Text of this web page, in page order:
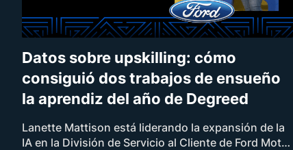
Datos sobre upskilling: cómo
consiguió dos trabajos de ensueño
la aprendiz del año de Degreed
Lanette Mattison está liderando la expansión de la
IA en la División de Servicio al Cliente de Ford Motor